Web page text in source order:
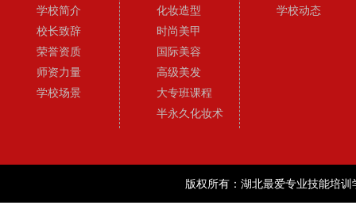
学校简介
校长致辞
荣誉资质
师资力量
学校场景
化妆造型
时尚美甲
国际美容
高级美发
大专班课程
半永久化妆术
学校动态
版权所有：湖北最爱专业技能培